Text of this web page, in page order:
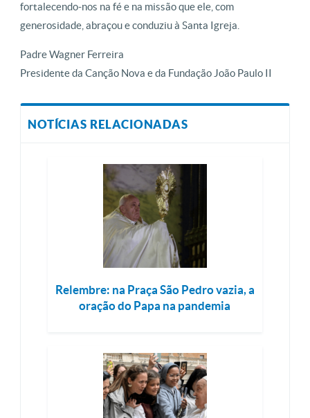
fortalecendo-nos na fé e na missão que ele, com
generosidade, abraçou e conduziu à Santa Igreja.
Padre Wagner Ferreira
Presidente da Canção Nova e da Fundação João Paulo II
NOTÍCIAS RELACIONADAS
Relembre: na Praça São Pedro vazia, a
oração do Papa na pandemia